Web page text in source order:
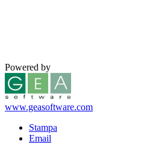
Powered by
www.geasoftware.com
Stampa
Email